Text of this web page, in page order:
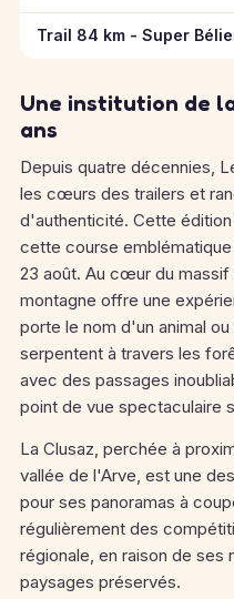
Trail 84 km - Super
Une institution de
ans
Depuis quatre décennies,
les cœurs des trailers et
d'authenticité. Cette
cette course emblématique
23 août. Au cœur du massif
montagne offre une
porte le nom d'un animal
serpentent à travers les
avec des passages
point de vue spectaculaire
La Clusaz, perchée à
vallée de l'Arve, est une
pour ses panoramas à
régulièrement des
régionale, en raison de ses
paysages préservés.